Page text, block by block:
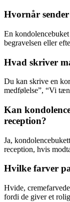
Hvornår
En
begravelsen eller
Hvad skriver
Du kan skrive en
medfølelse”, “Vi
Kan
reception?
Ja,
reception, hvis
Hvilke farver
Hvide,
fordi de giver et